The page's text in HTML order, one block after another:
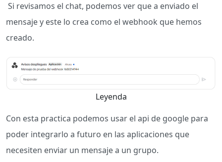
Si revisamos el chat, podemos ver que a enviado el
mensaje y este lo crea como el webhook que hemos
creado.
Leyenda
Con esta practica podemos usar el api de google para
poder integrarlo a futuro en las aplicaciones que
necesiten enviar un mensaje a un grupo.